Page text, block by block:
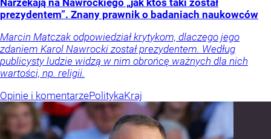
Narzekają na Nawrockiego „jak ktoś taki został
prezydentem”. Znany prawnik o badaniach naukowców
Marcin Matczak odpowiedział krytykom, dlaczego jego
zdaniem Karol Nawrocki został prezydentem. Według
publicysty ludzie widzą w nim obrońcę ważnych dla nich
wartości, np. religii.
Opinie i komentarzePolitykaKraj